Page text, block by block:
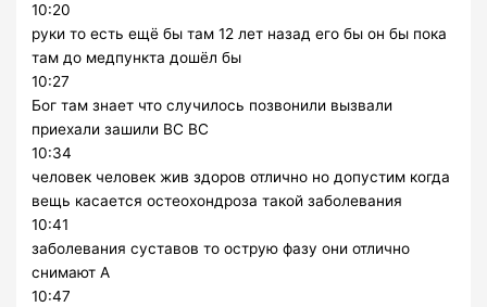
10:20
руки то есть ещё бы там 12 лет назад его бы он бы пока
там до медпункта дошёл бы
10:27
Бог там знает что случилось позвонили вызвали
приехали зашили ВС ВС
10:34
человек человек жив здоров отлично но допустим когда
вещь касается остеохондроза такой заболевания
10:41
заболевания суставов то острую фазу они отлично
снимают А
10:47